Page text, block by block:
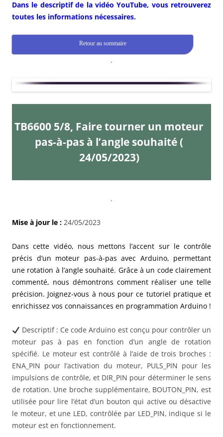
Dans le descriptif de la vidéo YouTube, vous retrouverez
toutes les informations nécessaires.
Retour au sommaire
.
TB6600 5/8, Faire tourner un moteur
pas-à-pas à l’angle souhaité (
24/05/2023)
.
Mise à jour le : 24/05/2023
Dans cette vidéo, nous mettons l’accent sur le contrôle
précis d’un moteur pas-à-pas avec Arduino, permettant
une rotation à l’angle souhaité. Grâce à un code clairement
commenté, nous démontrons comment réaliser une telle
précision. Joignez-vous à nous pour ce tutoriel pratique et
enrichissez vos connaissances en programmation Arduino !
Descriptif : Ce code Arduino est conçu pour contrôler un
moteur pas à pas en fonction d’un angle de rotation
spécifié. Le moteur est contrôlé à l’aide de trois broches :
ENA_PIN pour l’activation du moteur, PULS_PIN pour les
impulsions de contrôle, et DIR_PIN pour déterminer le sens
de rotation. Une broche supplémentaire, BOUTON_PIN, est
utilisée pour lire l’état d’un bouton qui active ou désactive
le moteur, et une LED, contrôlée par LED_PIN, indique si le
moteur est en fonctionnement.